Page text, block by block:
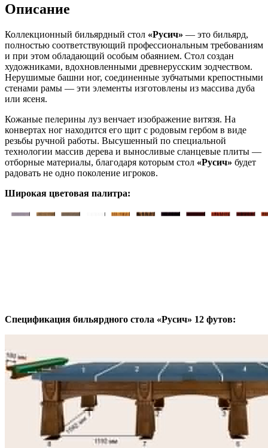
камень)
Описание
Коллекционный бильярдный стол «Русич» — это бильярд,
полностью соответствующий профессиональным требованиям
и при этом обладающий особым обаянием. Стол создан
художниками, вдохновленными древнерусским зодчеством.
Нерушимые башни ног, соединенные зубчатыми крепостными
стенами рамы — эти элементы изготовлены из массива дуба
или ясеня.
Кожаные пелерины луз венчает изображение витязя. На
конвертах ног находится его щит с родовым гербом в виде
резьбы ручной работы. Высушенный по специальной
технологии массив дерева и выносливые сланцевые плиты —
отборные материалы, благодаря которым стол «Русич» будет
радовать не одно поколение игроков.
Широкая цветовая палитра:
Спецификация бильярдного стола «Русич» 12 футов: